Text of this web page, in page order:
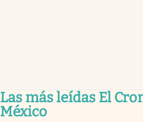
Las más leídas El
México